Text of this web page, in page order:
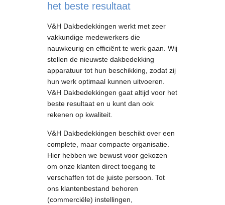
het beste resultaat
V&H Dakbedekkingen werkt met zeer
vakkundige medewerkers die
nauwkeurig en efficiënt te werk gaan. Wij
stellen de nieuwste dakbedekking
apparatuur tot hun beschikking, zodat zij
hun werk optimaal kunnen uitvoeren.
V&H Dakbedekkingen gaat altijd voor het
beste resultaat en u kunt dan ook
rekenen op kwaliteit.
V&H Dakbedekkingen beschikt over een
complete, maar compacte organisatie.
Hier hebben we bewust voor gekozen
om onze klanten direct toegang te
verschaffen tot de juiste persoon. Tot
ons klantenbestand behoren
(commerciële) instellingen,